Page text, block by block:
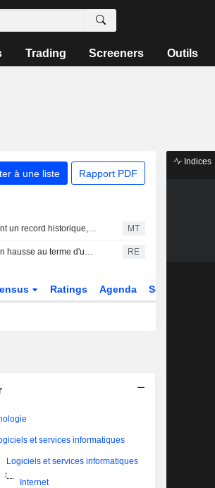
Trading Screeners Outils
à une liste Rapport PDF
Le S&P 500 atteint un record historique, le rapport sur l'emploi tempérant les anticipations de hausse des taux MT
Wall Street finit en hausse au terme d'une semaine florissante RE
Ratings Agenda Secteur
et services informatiques
Logiciels et services informatiques
Internet
Indices